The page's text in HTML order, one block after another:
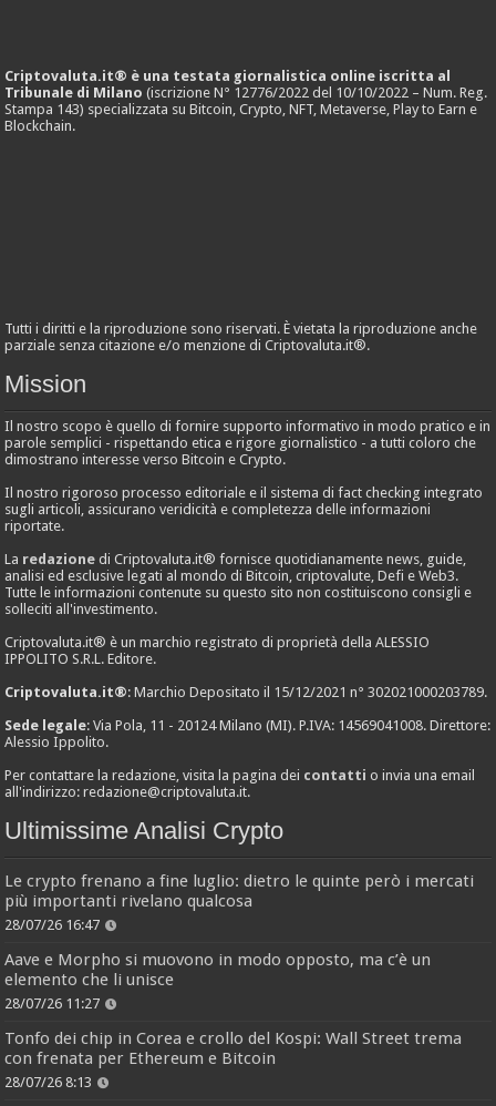
Criptovaluta.it® è una testata giornalistica online iscritta al
Tribunale di Milano (iscrizione N° 12776/2022 del 10/10/2022 – Num. Reg.
Stampa 143) specializzata su Bitcoin, Crypto, NFT, Metaverse, Play to Earn e
Blockchain.
Tutti i diritti e la riproduzione sono riservati. È vietata la riproduzione anche
parziale senza citazione e/o menzione di Criptovaluta.it®.
Mission
Il nostro scopo è quello di fornire supporto informativo in modo pratico e in
parole semplici - rispettando etica e rigore giornalistico - a tutti coloro che
dimostrano interesse verso Bitcoin e Crypto.
Il nostro rigoroso processo editoriale e il sistema di fact checking integrato
sugli articoli, assicurano veridicità e completezza delle informazioni
riportate.
La redazione di Criptovaluta.it® fornisce quotidianamente news, guide,
analisi ed esclusive legati al mondo di Bitcoin, criptovalute, Defi e Web3.
Tutte le informazioni contenute su questo sito non costituiscono consigli e
solleciti all'investimento.
Criptovaluta.it® è un marchio registrato di proprietà della ALESSIO
IPPOLITO S.R.L. Editore.
Criptovaluta.it®: Marchio Depositato il 15/12/2021 n° 302021000203789.
Sede legale: Via Pola, 11 - 20124 Milano (MI). P.IVA: 14569041008. Direttore:
Alessio Ippolito.
Per contattare la redazione, visita la pagina dei contatti o invia una email
all'indirizzo:redazione@criptovaluta.it.
Ultimissime Analisi Crypto
Le crypto frenano a fine luglio: dietro le quinte però i mercati
più importanti rivelano qualcosa
28/07/26 16:47
Aave e Morpho si muovono in modo opposto, ma c’è un
elemento che li unisce
28/07/26 11:27
Tonfo dei chip in Corea e crollo del Kospi: Wall Street trema
con frenata per Ethereum e Bitcoin
28/07/26 8:13